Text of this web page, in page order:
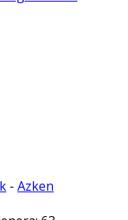
- Azken